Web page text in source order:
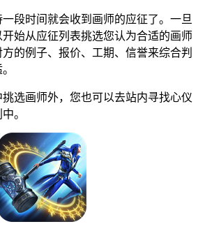
时间就会收到画师的应征了。一旦
始从应征列表挑选您认为合适的画师
的例子、报价、工期、信誉来综合判
画师外，您也可以去站内寻找心仪
。